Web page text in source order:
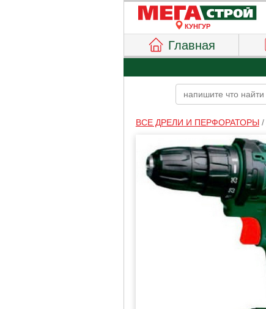
КУНГУР
Главная
ВСЕ ДРЕЛИ И ПЕРФОРАТОРЫ/